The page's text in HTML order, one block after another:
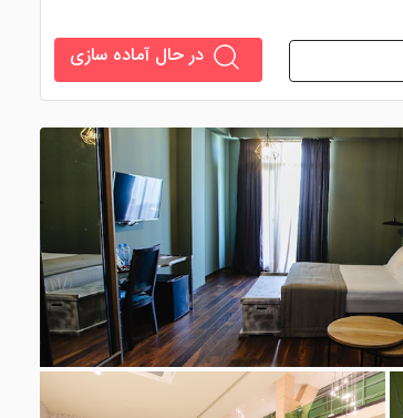
در حال آماده سازی